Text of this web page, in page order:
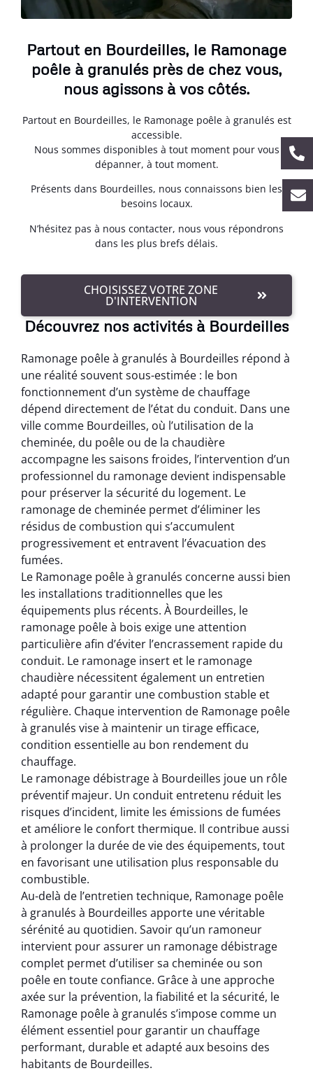
Partout en Bourdeilles, le Ramonage
poêle à granulés près de chez vous,
nous agissons à vos côtés.
Partout en Bourdeilles, le Ramonage poêle à granulés est
accessible.
Nous sommes disponibles à tout moment pour vous
dépanner, à tout moment.
Présents dans Bourdeilles, nous connaissons bien les
besoins locaux.
N’hésitez pas à nous contacter, nous vous répondrons
dans les plus brefs délais.
CHOISISSEZ VOTRE ZONE
D'INTERVENTION
Découvrez nos activités à Bourdeilles
Ramonage poêle à granulés à Bourdeilles répond à
une réalité souvent sous-estimée : le bon
fonctionnement d’un système de chauffage
dépend directement de l’état du conduit. Dans une
ville comme Bourdeilles, où l’utilisation de la
cheminée, du poêle ou de la chaudière
accompagne les saisons froides, l’intervention d’un
professionnel du ramonage devient indispensable
pour préserver la sécurité du logement. Le
ramonage de cheminée permet d’éliminer les
résidus de combustion qui s’accumulent
progressivement et entravent l’évacuation des
fumées.
Le Ramonage poêle à granulés concerne aussi bien
les installations traditionnelles que les
équipements plus récents. À Bourdeilles, le
ramonage poêle à bois exige une attention
particulière afin d’éviter l’encrassement rapide du
conduit. Le ramonage insert et le ramonage
chaudière nécessitent également un entretien
adapté pour garantir une combustion stable et
régulière. Chaque intervention de Ramonage poêle
à granulés vise à maintenir un tirage efficace,
condition essentielle au bon rendement du
chauffage.
Le ramonage débistrage à Bourdeilles joue un rôle
préventif majeur. Un conduit entretenu réduit les
risques d’incident, limite les émissions de fumées
et améliore le confort thermique. Il contribue aussi
à prolonger la durée de vie des équipements, tout
en favorisant une utilisation plus responsable du
combustible.
Au-delà de l’entretien technique, Ramonage poêle
à granulés à Bourdeilles apporte une véritable
sérénité au quotidien. Savoir qu’un ramoneur
intervient pour assurer un ramonage débistrage
complet permet d’utiliser sa cheminée ou son
poêle en toute confiance. Grâce à une approche
axée sur la prévention, la fiabilité et la sécurité, le
Ramonage poêle à granulés s’impose comme un
élément essentiel pour garantir un chauffage
performant, durable et adapté aux besoins des
habitants de Bourdeilles.